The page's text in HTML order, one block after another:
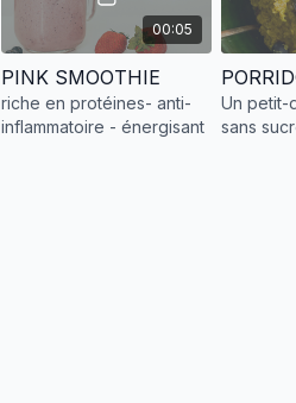
00:05
PINK SMOOTHIE
riche en protéines- anti-
inflammatoire - énergisant
Un petit-
sans